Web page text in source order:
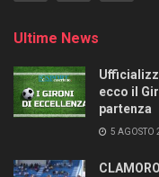
Ultime News
ecco il
partenza
5 AGOSTO